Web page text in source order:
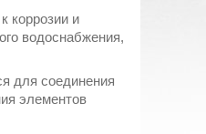
коррозии и
водоснабжения,
для соединения
элементов